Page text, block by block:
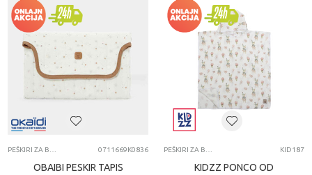
0711669K0836
OBAIBI PESKIR TAPIS
KID187
KIDZZ PONCO OD